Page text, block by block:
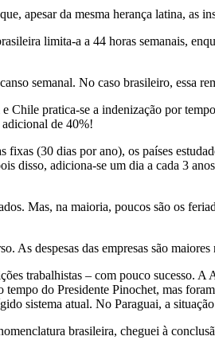
apesar da mesma herança latina, as
limita-a a 44 horas semanais,
semanal. No caso brasileiro, essa
Chile pratica-se a indenização por
de 40%!
fixas (30 dias por ano), os países
disso, adiciona-se um dia a cada 3
Mas, na maioria, poucos são os
As despesas das empresas são
trabalhistas – com pouco sucesso.
do Presidente Pinochet, mas
sistema atual. No Paraguai, a
brasileira, cheguei à